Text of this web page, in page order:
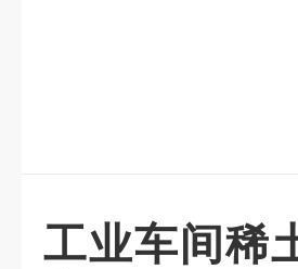
工业车间稀